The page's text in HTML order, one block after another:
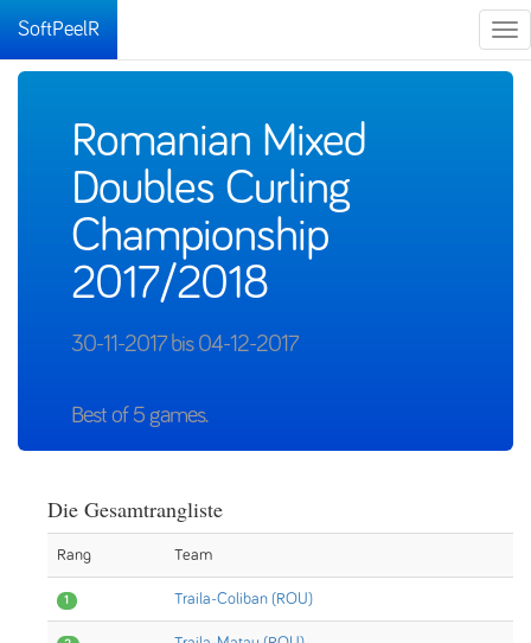
SoftPeelR
Romanian Mixed
Doubles Curling
Championship
2017/2018
30-11-2017 bis 04-12-2017
Best of 5 games.
Die Gesamtrangliste
Rang Team
1 Traila-Coliban (ROU)